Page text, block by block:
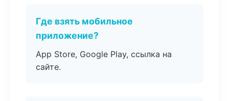
Где взять мобильное
приложение?
App Store, Google Play, ссылка на
сайте.